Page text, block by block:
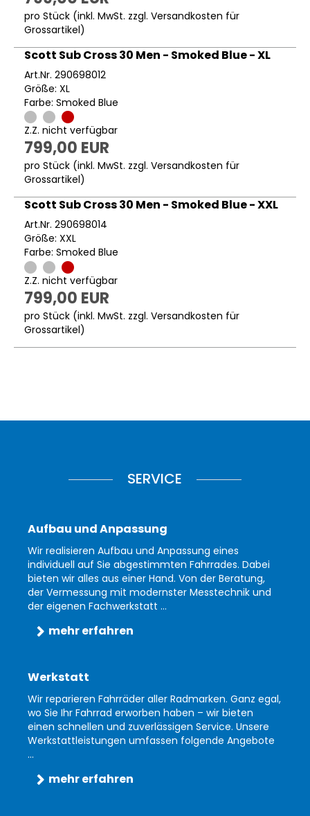
pro Stück (inkl. MwSt. zzgl. Versandkosten für
Grossartikel)
Scott Sub Cross 30 Men - Smoked Blue - XL
Art.Nr. 290698012
Größe: XL
Farbe: Smoked Blue
Z.Z. nicht verfügbar
799,00 EUR
pro Stück (inkl. MwSt. zzgl. Versandkosten für
Grossartikel)
Scott Sub Cross 30 Men - Smoked Blue - XXL
Art.Nr. 290698014
Größe: XXL
Farbe: Smoked Blue
Z.Z. nicht verfügbar
799,00 EUR
pro Stück (inkl. MwSt. zzgl. Versandkosten für
Grossartikel)
SERVICE
Aufbau und Anpassung
Wir realisieren Aufbau und Anpassung eines
individuell auf Sie abgestimmten Fahrrades. Dabei
bieten wir alles aus einer Hand. Von der Beratung,
der Vermessung mit modernster Messtechnik und
der eigenen Fachwerkstatt ...
mehr erfahren
Werkstatt
Wir reparieren Fahrräder aller Radmarken. Ganz egal,
wo Sie Ihr Fahrrad erworben haben – wir bieten
einen schnellen und zuverlässigen Service. Unsere
Werkstattleistungen umfassen folgende Angebote
...
mehr erfahren